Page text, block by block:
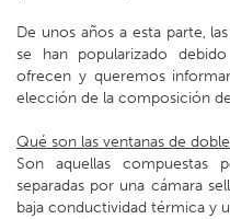
De unos años a esta parte,
se han popularizado
ofrecen y queremos
elección de la composición
Qué son las ventanas de
Son aquellas
separadas por una cámara
baja conductividad térmica y